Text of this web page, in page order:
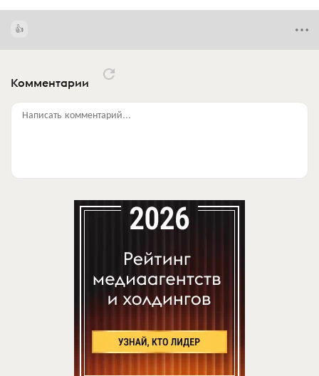
Комментарии
Написать комментарий...